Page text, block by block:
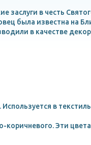
заслуги в честь
была известна на
в качестве
в
коричневого. Эти